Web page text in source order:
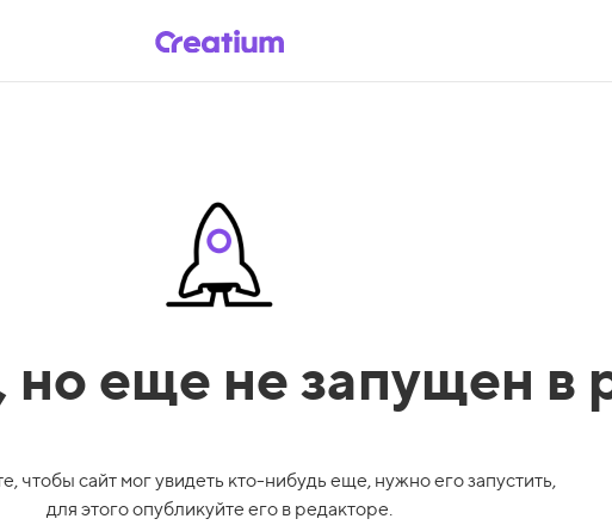
но еще не запущен в
чтобы сайт мог увидеть кто-нибудь еще, нужно его запустить,
для этого опубликуйте его в редакторе.